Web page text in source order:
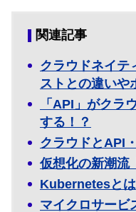
関連記事
クラウドネイテ
ストとの違いや
「API」がクラ
する！？
クラウドとAPI
仮想化の新潮流
Kubernetesとは
マイクロサービ